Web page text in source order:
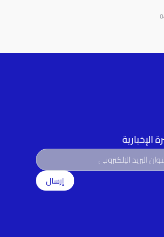
الإخبارية
إرسال